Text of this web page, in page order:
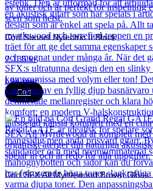
Cort Sunset Nylectric II Black
7 135kr
Läs mer
Cort
Cort SFX All Myrtlewood Brown Gloss